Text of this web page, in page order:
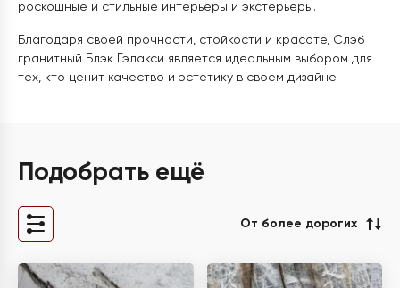
роскошные и стильные интерьеры и экстерьеры.
Благодаря своей прочности, стойкости и красоте, Слэб
гранитный Блэк Гэлакси является идеальным выбором для
тех, кто ценит качество и эстетику в своем дизайне.
Подобрать ещё
От более дорогих